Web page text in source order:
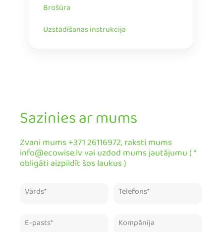
Brošūra
Uzstādīšanas instrukcija
Sazinies ar mums
Zvani mums +371 26116972, raksti mums
info@ecowise.lv vai uzdod mums jautājumu ( *
obligāti aizpildīt šos laukus )